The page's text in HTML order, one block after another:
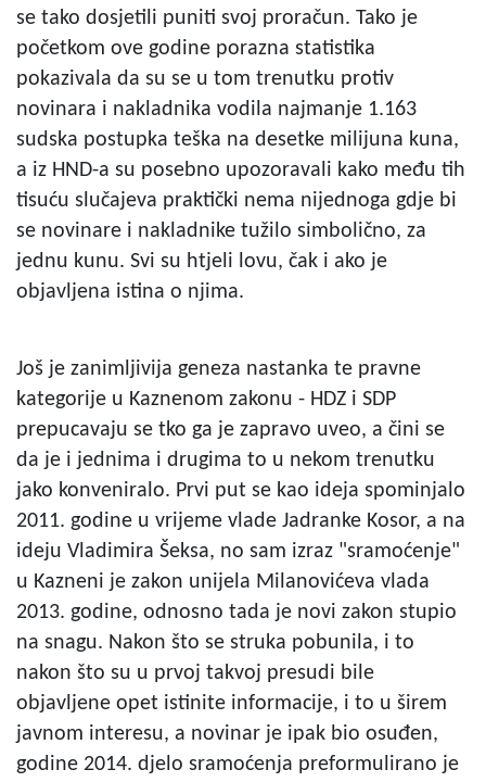
se tako dosjetili puniti svoj proračun. Tako je
početkom ove godine porazna statistika
pokazivala da su se u tom trenutku protiv
novinara i nakladnika vodila najmanje 1.163
sudska postupka teška na desetke milijuna kuna,
a iz HND-a su posebno upozoravali kako među tih
tisuću slučajeva praktički nema nijednoga gdje bi
se novinare i nakladnike tužilo simbolično, za
jednu kunu. Svi su htjeli lovu, čak i ako je
objavljena istina o njima.
Još je zanimljivija geneza nastanka te pravne
kategorije u Kaznenom zakonu - HDZ i SDP
prepucavaju se tko ga je zapravo uveo, a čini se
da je i jednima i drugima to u nekom trenutku
jako konveniralo. Prvi put se kao ideja spominjalo
2011. godine u vrijeme vlade Jadranke Kosor, a na
ideju Vladimira Šeksa, no sam izraz "sramoćenje"
u Kazneni je zakon unijela Milanovićeva vlada
2013. godine, odnosno tada je novi zakon stupio
na snagu. Nakon što se struka pobunila, i to
nakon što su u prvoj takvoj presudi bile
objavljene opet istinite informacije, i to u širem
javnom interesu, a novinar je ipak bio osuđen,
godine 2014. djelo sramoćenja preformulirano je